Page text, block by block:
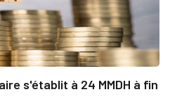
s'établit à 24 MMDH à fin